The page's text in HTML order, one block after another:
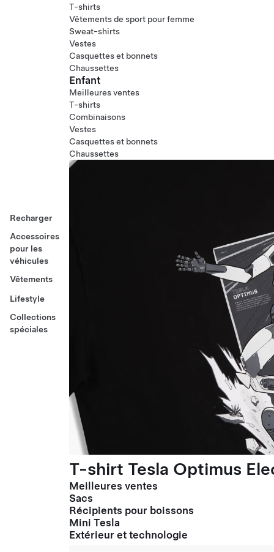
Recharger
Accessoires
pour les
véhicules
Vêtements
Lifestyle
Collections
spéciales
T-shirts
Vêtements de sport pour femme
Sweat-shirts
Vestes
Casquettes et bonnets
Chaussettes
Enfant
Meilleures ventes
T-shirts
Combinaisons
Vestes
Casquettes et bonnets
Chaussettes
T-shirt Tesla Optimus
Meilleures ventes
Sacs
Récipients pour boissons
Mini Tesla
Extérieur et technologie